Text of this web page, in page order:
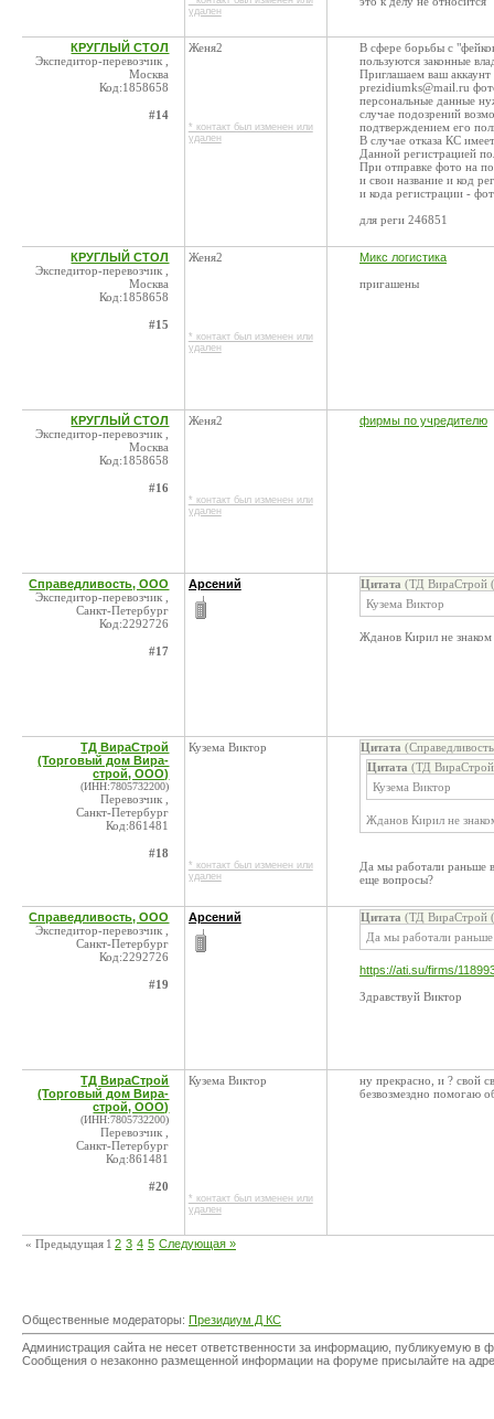
удален
КРУГЛЫЙ СТОЛ
Экспедитор-перевозчик ,
Москва
Код:1858658
#14
Женя2
* контакт был изменен или
удален
В сфере борьбы с
пользуются законные
Приглашаем ваш
prezidiumks@mail.ru
персональные данные
случае подозрений
подтверждением его
В случае отказа КС
Данной регистрацией
При отправке фото на
и свои название и код
и кода регистрации -
для реги 246851
КРУГЛЫЙ СТОЛ
Экспедитор-перевозчик ,
Москва
Код:1858658
#15
Женя2
* контакт был изменен или
удален
Микс логистика
пригашены
КРУГЛЫЙ СТОЛ
Экспедитор-перевозчик ,
Москва
Код:1858658
#16
Женя2
* контакт был изменен или
удален
фирмы по учредителю
Справедливость, ООО
Экспедитор-перевозчик ,
Санкт-Петербург
Код:2292726
#17
Арсений Цитата (ТД ВираСтрой
Кузема Виктор
Жданов Кирил не
ТД ВираСтрой
(Торговый дом Вира-
строй, ООО)
(ИНН:7805732200)
Перевозчик ,
Санкт-Петербург
Код:861481
#18
Кузема Виктор
* контакт был изменен или
удален
Цитата
Цитата (ТД
Кузема Виктор
Жданов Кирил не
Да мы работали раньше
еще вопросы?
Справедливость, ООО
Экспедитор-перевозчик ,
Санкт-Петербург
Код:2292726
#19
Арсений Цитата (ТД ВираСтрой
Да мы работали раньше
https://ati.su/firms/
Здравствуй Виктор
ТД ВираСтрой
(Торговый дом Вира-
строй, ООО)
(ИНН:7805732200)
Перевозчик ,
Санкт-Петербург
Код:861481
#20
Кузема Виктор
* контакт был изменен или
удален
ну прекрасно, и ? свой
безвозмездно помогаю
« Предыдущая 1 2 3 4 5 Следующая »
Общественные модераторы: Президиум Д КС
Администрация сайта не несет ответственности за информацию, публикуемую
Сообщения о незаконно размещенной информации на форуме присылайте на